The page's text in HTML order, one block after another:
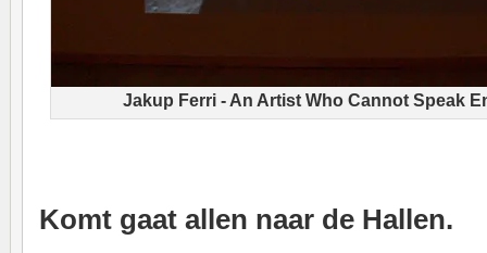
Jakup Ferri - An Artist Who Cannot Speak
Komt gaat allen naar de Hallen.